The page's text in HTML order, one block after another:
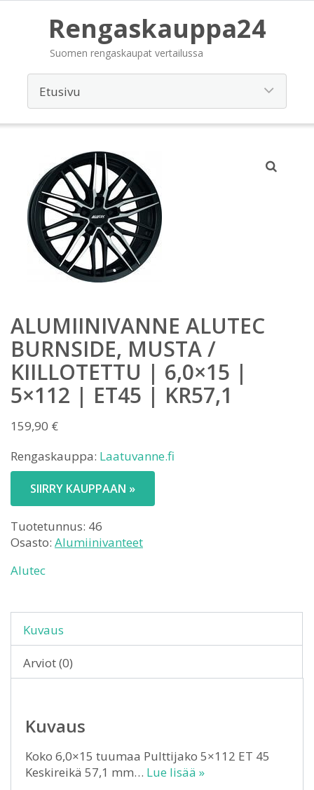
Rengaskauppa24
Suomen rengaskaupat vertailussa
ALUMIINIVANNE ALUTEC
BURNSIDE, MUSTA /
KIILLOTETTU | 6,0×15 |
5×112 | ET45 | KR57,1
159,90 €
Rengaskauppa: Laatuvanne.fi
SIIRRY KAUPPAAN »
Tuotetunnus: 46
Osasto: Alumiinivanteet
Alutec
Kuvaus
Arviot (0)
Kuvaus
Koko 6,0×15 tuumaa Pulttijako 5×112 ET 45
Keskireikä 57,1 mm… Lue lisää »